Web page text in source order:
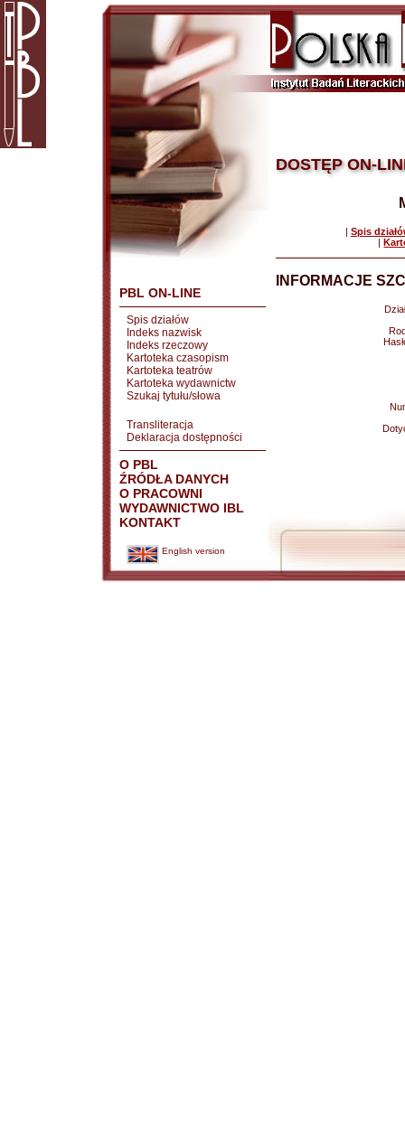
PBL ON-LINE
Spis działów
Indeks nazwisk
Indeks rzeczowy
Kartoteka czasopism
Kartoteka teatrów
Kartoteka wydawnictw
Szukaj tytułu/słowa
Transliteracja
Deklaracja dostępności
O PBL
ŹRÓDŁA DANYCH
O PRACOWNI
WYDAWNICTWO IBL
KONTAKT
English version
DOSTĘP ON-
| Spis
|
INFORMACJE